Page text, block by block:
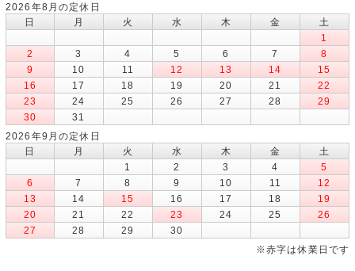
2026年8月の定休日
日
月 火 水 木 金
土
1
2
3 4 5 6 7
8
9
10 11 12 13 14
15
16
17 18 19 20 21
22
23
24 25 26 27 28
29
30
31
2026年9月の定休日
日
月 火 水 木 金
土
1
2 3 4
5
6
7 8 9 10 11
12
13
14 15 16 17 18
19
20
21 22 23 24 25
26
27
28 29
30
※赤字は休業日です